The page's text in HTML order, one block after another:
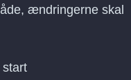
ændringerne skal